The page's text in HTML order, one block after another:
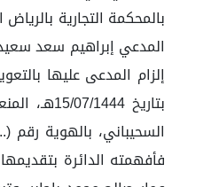
السحيباني، بالهوية